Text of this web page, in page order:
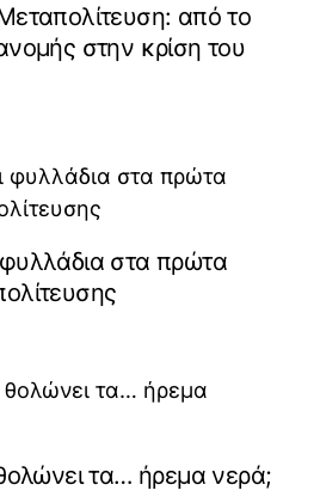
από το
στην κρίση του
στα πρώτα
τα… ήρεμα νερά;